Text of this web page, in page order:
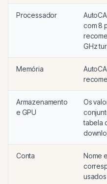
Processador
com 8
GHz
Memória
Armazenamento
e GPU
Os
tabela
Conta
Nome